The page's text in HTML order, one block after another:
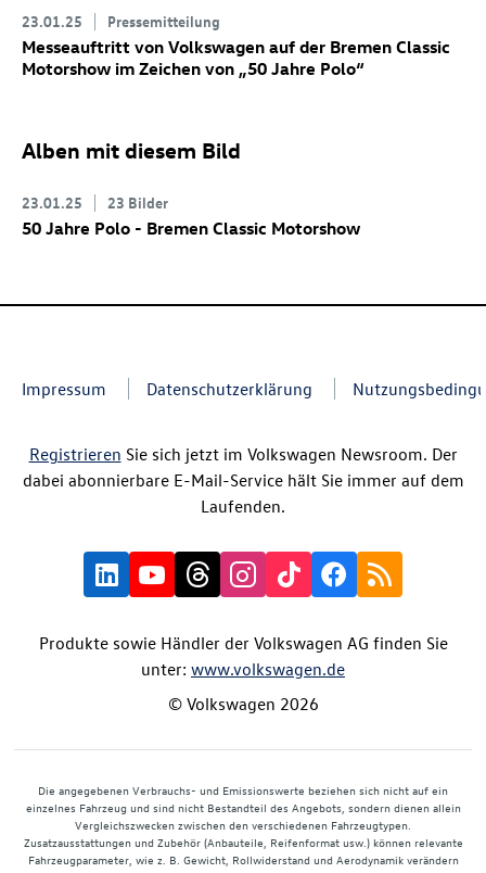
23.01.25 Pressemitteilung
Messeauftritt von Volkswagen auf der Bremen Classic
Motorshow im Zeichen von „50 Jahre Polo“
Alben mit diesem Bild
23.01.25 23 Bilder
50 Jahre Polo - Bremen Classic Motorshow
Impressum Datenschutzerklärung
Registrieren Sie sich jetzt im Volkswagen Newsroom. Der
dabei abonnierbare E-Mail-Service hält Sie immer auf dem
Laufenden.
Produkte sowie Händler der Volkswagen AG finden Sie
unter: www.volkswagen.de
© Volkswagen 2026
Die angegebenen Verbrauchs- und Emissionswerte beziehen sich nicht auf ein
einzelnes Fahrzeug und sind nicht Bestandteil des Angebots, sondern dienen allein
Vergleichszwecken zwischen den verschiedenen Fahrzeugtypen.
Zusatzausstattungen und Zubehör (Anbauteile, Reifenformat usw.) können relevante
Fahrzeugparameter, wie z. B. Gewicht, Rollwiderstand und Aerodynamik verändern